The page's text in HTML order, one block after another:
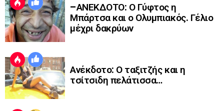
–ΑΝΕΚΔΟΤΟ: Ο Γύφτος η
Μπάρτσα και ο Ολυμπιακός. Γέλιο
μέχρι δακρύων
Ανέκδοτο: Ο ταξιτζής και η
τσίτσιδη πελάτισσα…